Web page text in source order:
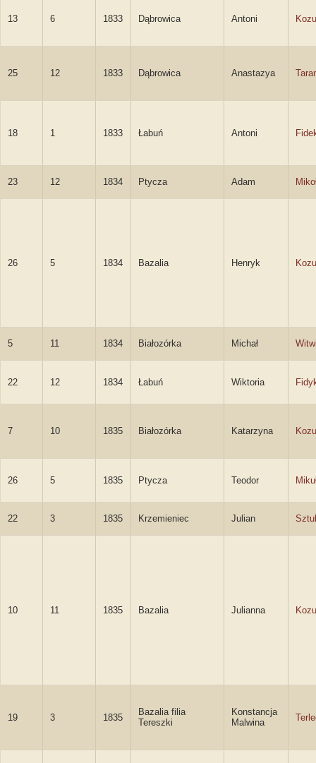
13 6 1833 Dąbrowica Antoni
25 12 1833 Dąbrowica Anastazya
18 1 1833 Łabuń Antoni
23 12 1834 Ptycza Adam
26 5 1834 Bazalia Henryk
5 11 1834 Białozórka Michał
22 12 1834 Łabuń Wiktoria
7 10 1835 Białozórka Katarzyna
26 5 1835 Ptycza Teodor
22 3 1835 Krzemieniec Julian
10 11 1835 Bazalia Julianna
19 3 1835
Bazalia filia
Tereszki
Konstancja
Malwina